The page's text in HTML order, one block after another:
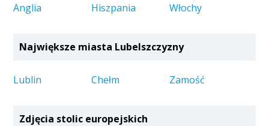
Anglia
Hiszpania Włochy
Największe miasta Lubelszczyzny
Lublin Chełm Zamość
Zdjęcia stolic europejskich